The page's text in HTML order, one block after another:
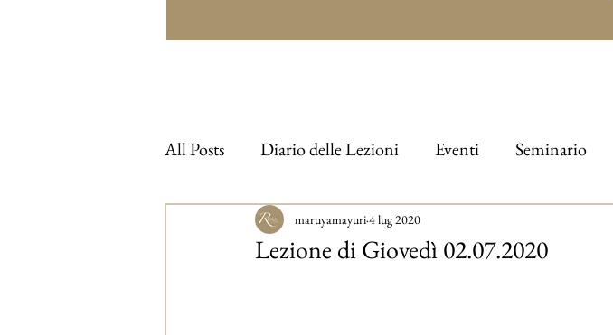
All Posts Diario delle Lezioni Eventi Seminario
Lezione di Giovedì 02.07.2020
maruyamayuri4 lug 2020